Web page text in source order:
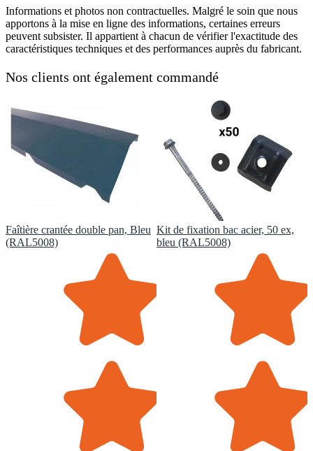
Informations et photos non contractuelles. Malgré le soin que nous
apportons à la mise en ligne des informations, certaines erreurs
peuvent subsister. Il appartient à chacun de vérifier l'exactitude des
caractéristiques techniques et des performances auprès du fabricant.
Nos clients ont également commandé
Faîtière crantée double pan, Bleu
(RAL5008)
Kit de fixation bac acier, 50 ex,
bleu (RAL5008)